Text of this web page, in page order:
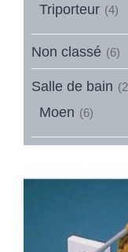
Triporteur (4)
Non classé (6)
Salle de bain
Moen (6)